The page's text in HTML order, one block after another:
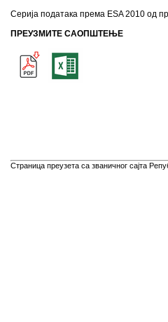
Серија података према ESA 2010 од
ПРЕУЗМИТЕ САОПШТЕЊЕ
Страница преузета са званичног сајта